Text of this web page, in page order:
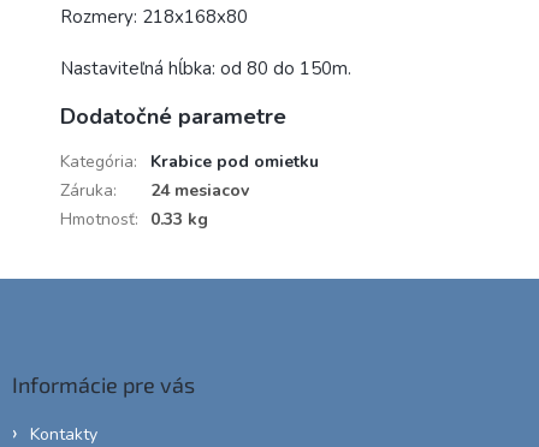
Rozmery: 218x168x80
Nastaviteľná hĺbka: od 80 do 150m.
Dodatočné parametre
Kategória:
Krabice pod omietku
Záruka:
24 mesiacov
Hmotnosť: 0.33 kg
Informácie pre vás
Kontakty